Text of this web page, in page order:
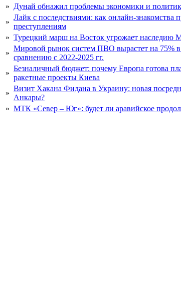
» Дунай обнажил проблемы экономики и
»
Лайк с последствиями: как онлайн-знакомства
преступлениям
» Турецкий марш на Восток угрожает наследию
»
Мировой рынок систем ПВО вырастет на 75% в
сравнению с 2022-2025 гг.
»
Безналичный бюджет: почему Европа готова
ракетные проекты Киева
»
Визит Хакана Фидана в Украину: новая
Анкары?
» МТК «Север – Юг»: будет ли аравийское